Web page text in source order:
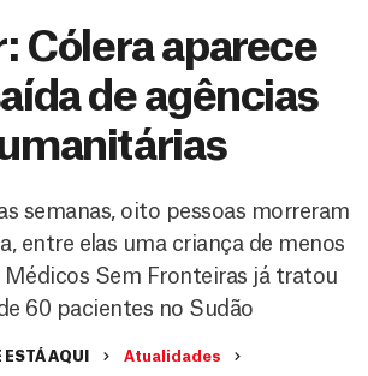
Cólera aparece
de agências
semanas, oito pessoas morreram
entre elas uma criança de menos
Médicos Sem Fronteiras já tratou
60 pacientes no Sudão
ESTÁ AQUI
Atualidades